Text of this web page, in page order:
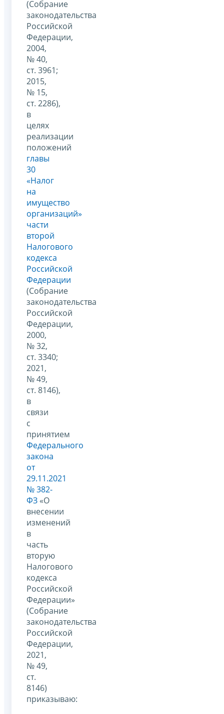
(Собрание
законодательства
Российской
Федерации,
2004,
№ 40,
ст. 3961;
2015,
№ 15,
ст. 2286),
в
целях
реализации
положений
главы
30
«Налог
на
имущество
организаций»
части
второй
Налогового
кодекса
Российской
Федерации
(Собрание
законодательства
Российской
Федерации,
2000,
№ 32,
ст. 3340;
2021,
№ 49,
ст. 8146),
в
связи
с
принятием
Федерального
закона
от
29.11.2021
№ 382-
ФЗ «О
внесении
изменений
в
часть
вторую
Налогового
кодекса
Российской
Федерации»
(Собрание
законодательства
Российской
Федерации,
2021,
№ 49,
ст.
8146)
приказываю: